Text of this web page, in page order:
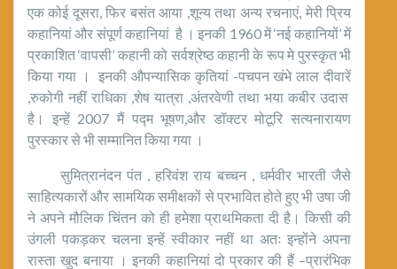
एक कोई दूसरा, फिर बसंत आया ,शून्य तथा अन्य रचनाएं, मेरी प्रिय
कहानियां और संपूर्ण कहानियां है । इनकी 1960 में ‘नई कहानियों’ में
प्रकाशित ‘वापसी’ कहानी को सर्वश्रेष्ठ कहानी के रूप मे पुरस्कृत भी
किया गया । इनकी औपन्यासिक कृतियां -पचपन खंभे लाल दीवारें
,रुकोगी नहीं राधिका ,शेष यात्रा ,अंतरवेणी तथा भया कबीर उदास
है। इन्हें 2007 मैं पद्म भूषण,और डॉक्टर मोटूरि सत्यनारायण
पुरस्कार से भी सम्मानित किया गया ।
सुमित्रानंदन पंत , हरिवंश राय बच्चन , धर्मवीर भारती जैसे
साहित्यकारों और सामयिक समीक्षकों से प्रभावित होते हुए भी उषा जी
ने अपने मौलिक चिंतन को ही हमेशा प्राथमिकता दी है। किसी की
उंगली पकड़कर चलना इन्हें स्वीकार नहीं था अतः इन्होंने अपना
रास्ता खुद बनाया । इनकी कहानियां दो प्रकार की हैं –प्रारंभिक